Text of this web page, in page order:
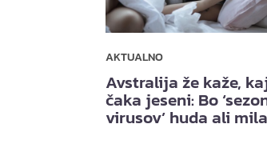
AKTUALNO
Avstralija že kaže,
čaka jeseni: Bo
virusov’ huda ali